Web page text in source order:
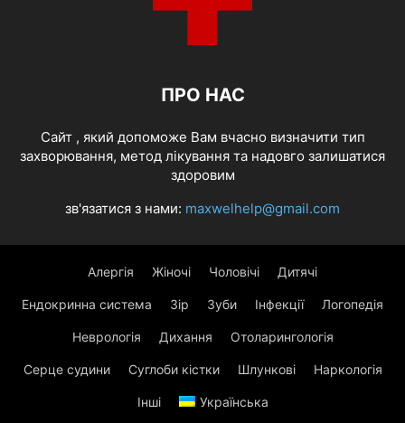
ПРО НАС
Cайт , який допоможе Вам вчасно визначити тип
захворювання, метод лікування та надовго залишатися
здоровим
зв'язатися з нами: maxwelhelp@gmail.com
Алергія Жіночі Чоловічі Дитячі
Ендокринна система Зір Зуби Інфекції Логопедія
Неврологія Дихання Отоларингологія
Серце судини Суглоби кістки Шлункові Наркологія
Інші Українська